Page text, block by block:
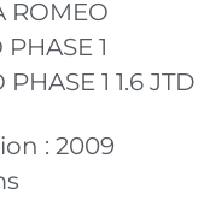
ROMEO
PHASE 1
PHASE 1 1.6 JTD
: 2009